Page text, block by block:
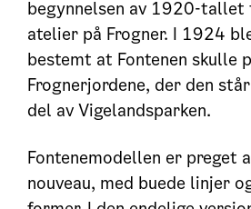
begynnelsen av 1920-tallet
atelier på Frogner. I 1924
bestemt at Fontenen skulle
Frognerjordene, der den
del av Vigelandsparken.
Fontenemodellen er preget
nouveau, med buede linjer